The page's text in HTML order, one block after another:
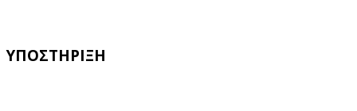
ΥΠΟΣΤΗΡΙΞΗ